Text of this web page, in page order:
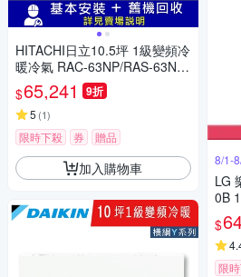
HITACHI日立10.5坪 1級變頻冷
暖冷氣 RAC-63NP/RAS-63NT
B 尊榮R32冷媒
$65,241 9折
5 (1)
限時下殺 券 贈品
加入購物車 8/1-
LG
0B
尊
$
限